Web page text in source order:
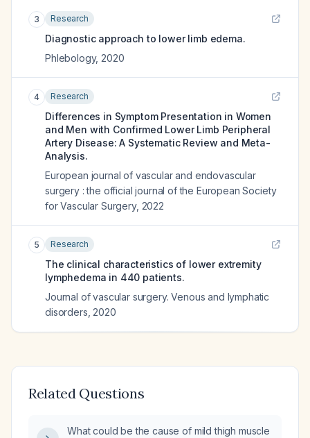
3 Research
Diagnostic approach to lower limb edema.
Phlebology, 2020
4 Research
Differences in Symptom Presentation in Women
and Men with Confirmed Lower Limb Peripheral
Artery Disease: A Systematic Review and Meta-
Analysis.
European journal of vascular and endovascular
surgery : the official journal of the European Society
for Vascular Surgery, 2022
5 Research
The clinical characteristics of lower extremity
lymphedema in 440 patients.
Journal of vascular surgery. Venous and lymphatic
disorders 2020
Related Questions
What could be the cause of mild thigh muscle